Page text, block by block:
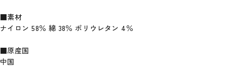
■素材
ナイロン 58％ 綿 38％ ポリウレタン 4％
■原産国
中国